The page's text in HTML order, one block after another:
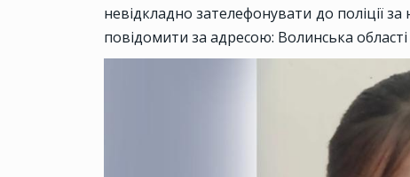
невідкладно зателефонувати до поліції
повідомити за адресою: Волинська області